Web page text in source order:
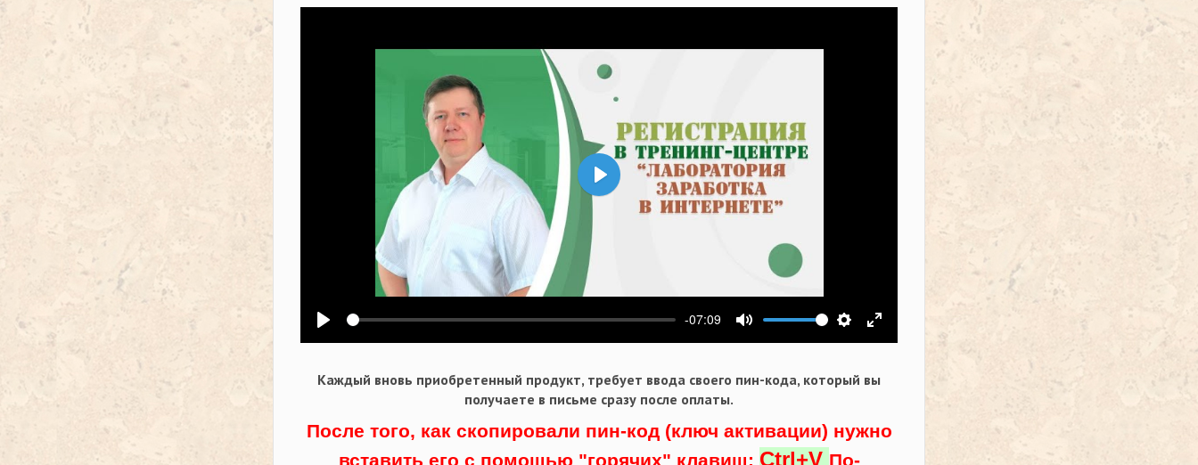
Воспроизвести
-07:09
Выключить звукНастройки
На весь экран
Воспроизвести
Каждый вновь приобретенный продукт, требует ввода своего пин-кода, который вы
получаете в письме сразу после оплаты.
После того, как скопировали пин-код (ключ активации) нужно
вставить его с помощью "горячих" клавиш: Ctrl+V По-